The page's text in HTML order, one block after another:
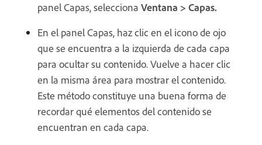
panel Capas, selecciona Ventana > Capas.
En el panel Capas, haz clic en el icono de ojo
que se encuentra a la izquierda de cada capa
para ocultar su contenido. Vuelve a hacer clic
en la misma área para mostrar el contenido.
Este método constituye una buena forma de
recordar qué elementos del contenido se
encuentran en cada capa.